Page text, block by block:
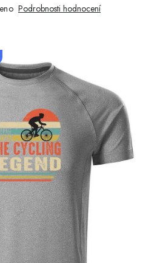
Podrobnosti hodnocení